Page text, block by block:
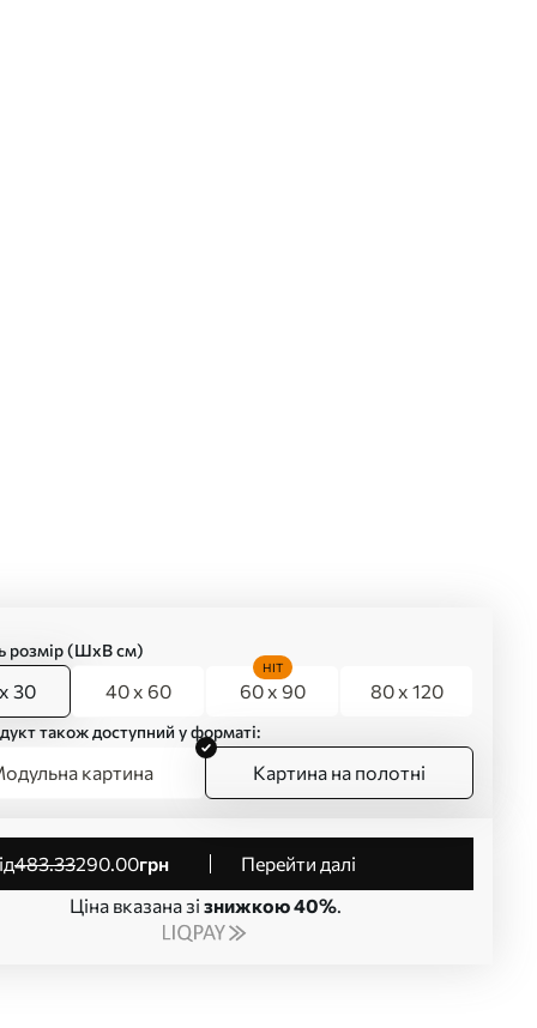
розмір (ШхВ см)
30 40 x 60 60 x 90
HIT
80 x 120
також доступний у форматі:
картина Картина на полотні
від483.33290.00грн
Перейти далі
Ціна вказана зі знижкою 40%.